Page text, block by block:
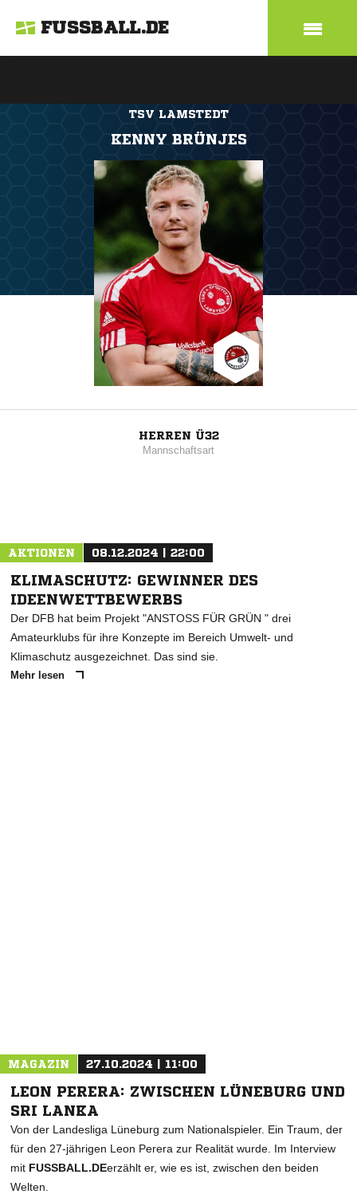
FUSSBALL.DE
TSV LAMSTEDT
KENNY BRÜNJES
HERREN Ü32
Mannschaftsart
AKTIONEN 08.12.2024 | 22:00
KLIMASCHUTZ: GEWINNER DES
IDEENWETTBEWERBS
Der DFB hat beim Projekt "ANSTOSS FÜR GRÜN " drei
Amateurklubs für ihre Konzepte im Bereich Umwelt- und
Klimaschutz ausgezeichnet. Das sind sie.
Mehr lesen
MAGAZIN 27.10.2024 | 11:00
LEON PERERA: ZWISCHEN LÜNEBURG UND
SRI LANKA
Von der Landesliga Lüneburg zum Nationalspieler. Ein Traum, der
für den 27-jährigen Leon Perera zur Realität wurde. Im Interview
mit FUSSBALL.DEerzählt er, wie es ist, zwischen den beiden
Welten.